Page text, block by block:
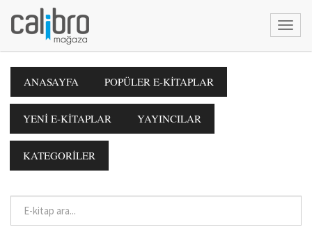
ANASAYFA POPÜLER E-KİTAPLAR
YENİ E-KİTAPLAR YAYINCILAR
KATEGORİLER